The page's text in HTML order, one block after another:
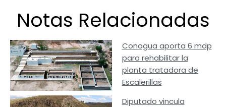
Notas Relacionadas
Conagua aporta 6 mdp
para rehabilitar la
planta tratadora de
Escalerillas
Diputado vincula